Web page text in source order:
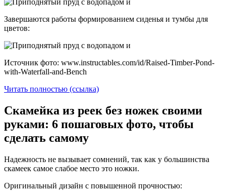
Завершаются работы формированием сиденья и тумбы для
цветов:
Источник фото: www.instructables.com/id/Raised-Timber-Pond-
with-Waterfall-and-Bench
Читать полностью (ссылка)
Скамейка из реек без ножек своими
руками: 6 пошаговых фото, чтобы
сделать самому
Надежность не вызывает сомнений, так как у большинства
скамеек самое слабое место это ножки.
Оригинальный дизайн с повышенной прочностью: